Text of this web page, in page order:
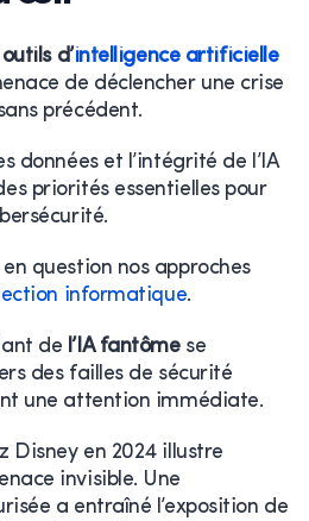
d’intelligence artificielle
de déclencher une crise
précédent.
données et l’intégrité de l’IA
priorités essentielles pour
question nos approches
informatique.
de l’IA fantômese
des failles de sécurité
une attention immédiate.
Disney en 2024 illustre
invisible. Une
a entraîné l’exposition de